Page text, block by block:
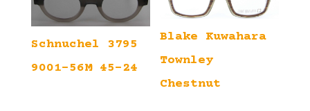
Schnuchel 3795
9001-56M 45-24
Blake Kuwahara
Townley
Chestnut